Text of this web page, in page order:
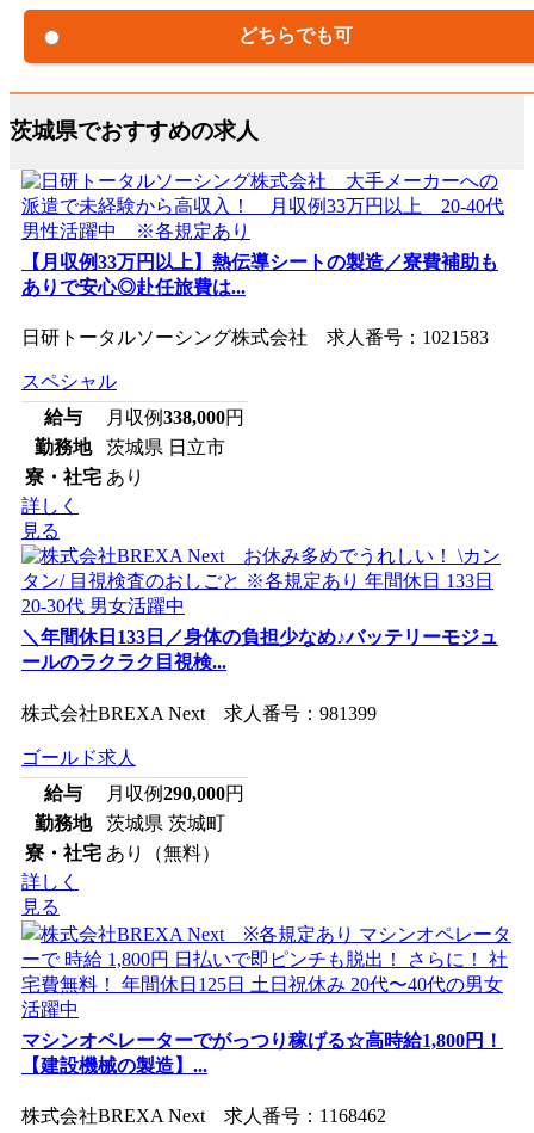
どちらでも可
茨城県でおすすめの求人
【月収例33万円以上】熱伝導シートの製造／寮費補助も
ありで安心◎赴任旅費は...
日研トータルソーシング株式会社 求人番号：1021583
スペシャル
給与
月収例338,000円
勤務地
茨城県 日立市
寮・社宅 あり
詳しく
見る
＼年間休日133日／身体の負担少なめ♪バッテリーモジュ
ールのラクラク目視検...
株式会社BREXA Next 求人番号：981399
ゴールド求人
給与
月収例290,000円
勤務地
茨城県 茨城町
寮・社宅 あり（無料）
詳しく
見る
マシンオペレーターでがっつり稼げる☆高時給1,800円！
【建設機械の製造】...
株式会社BREXA Next 求人番号：1168462